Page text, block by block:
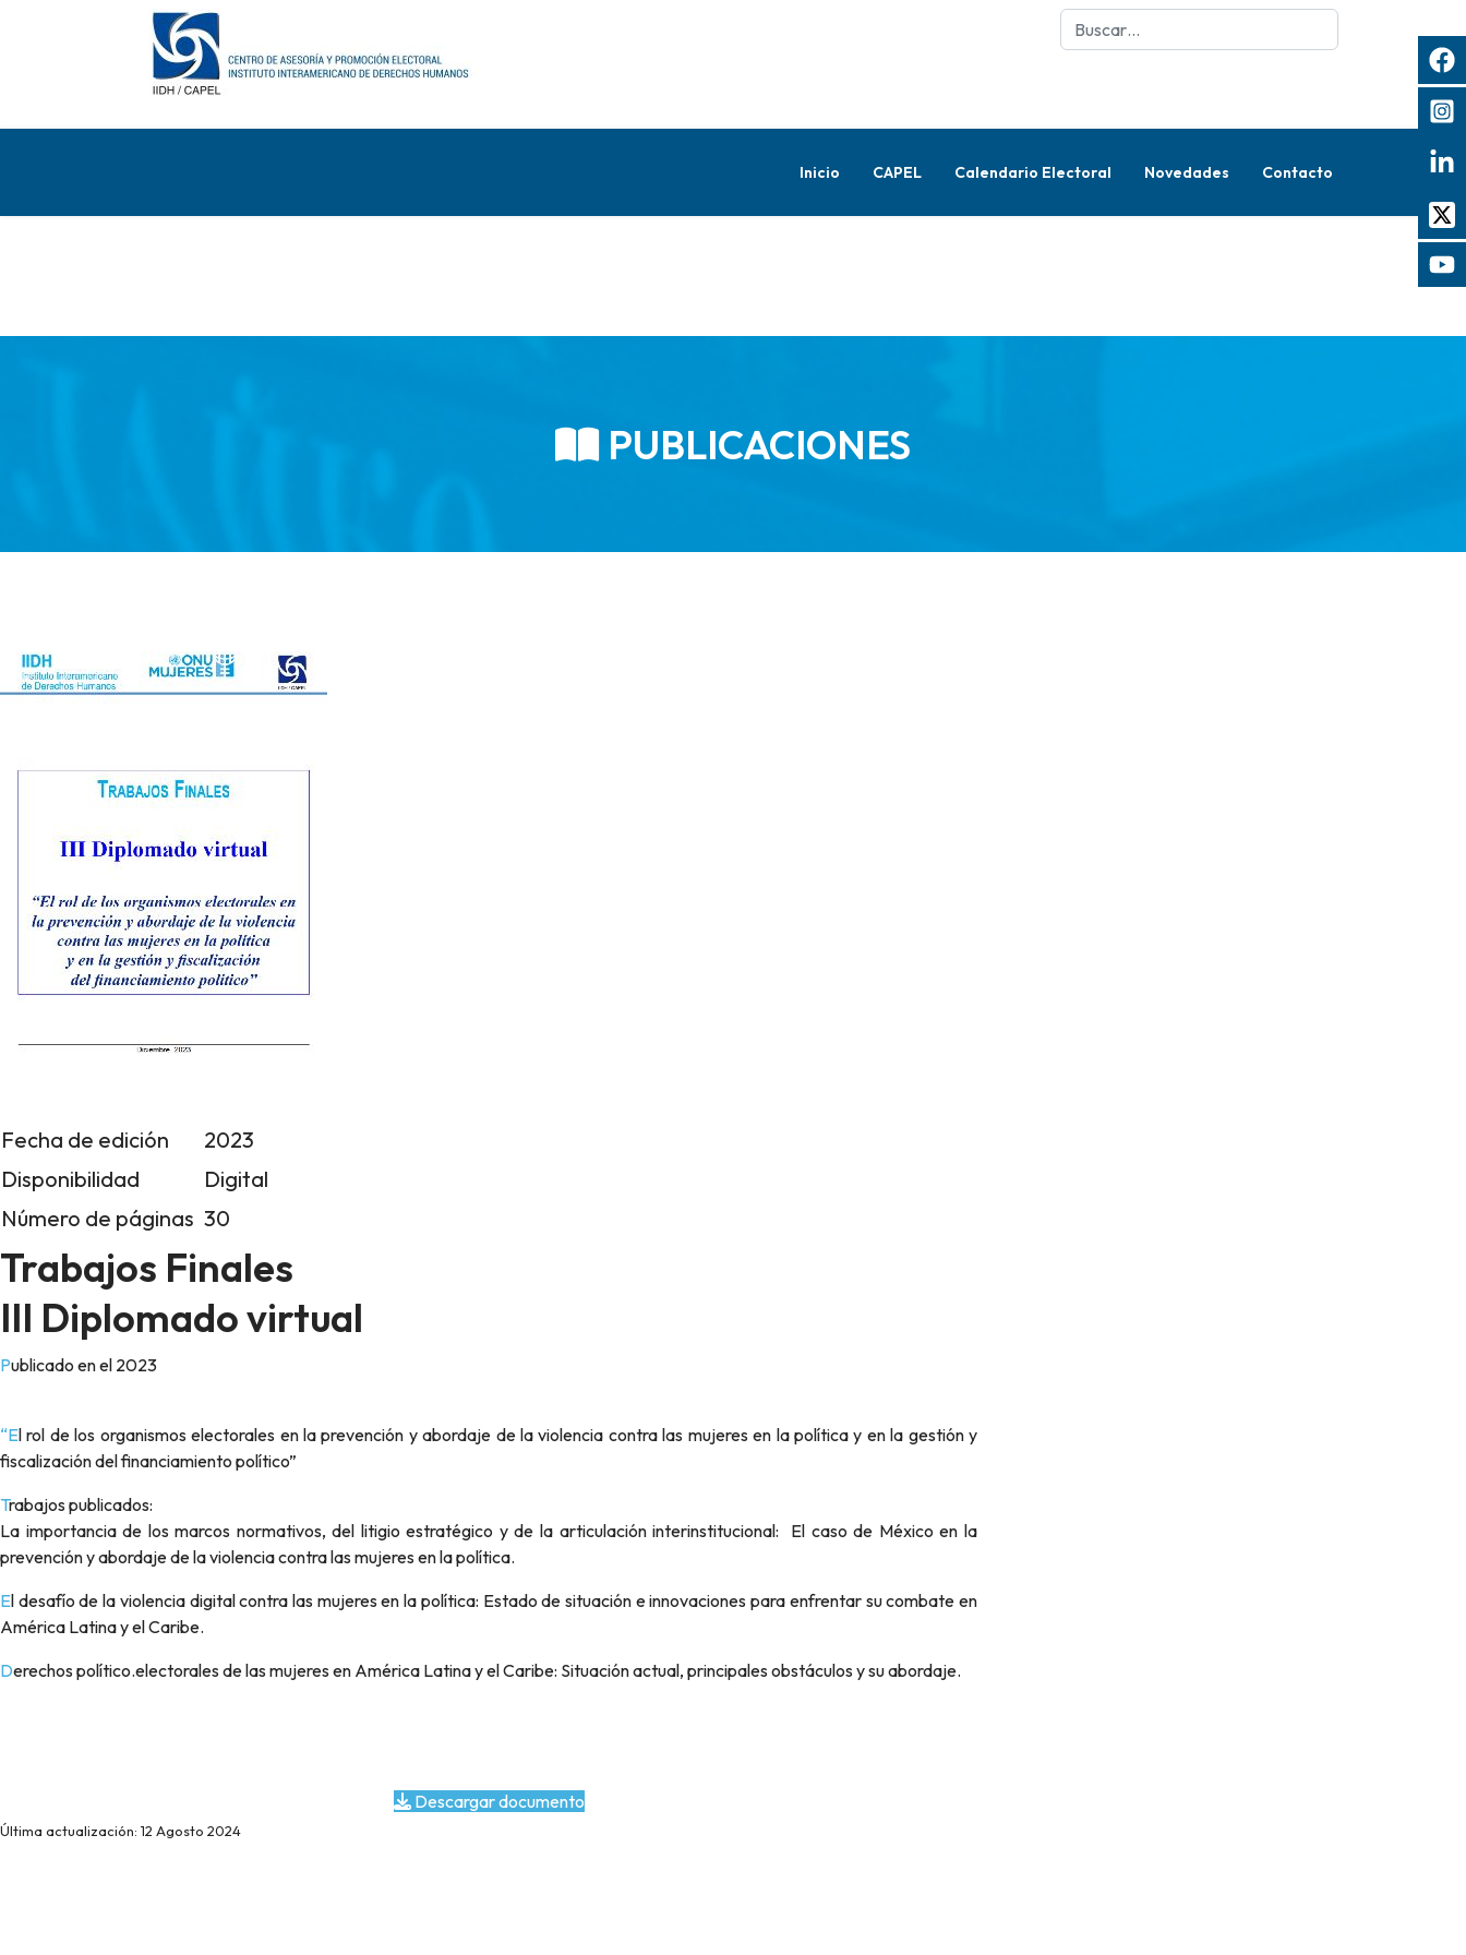
Buscar
Inicio CAPEL Calendario Electoral Novedades Contacto
PUBLICACIONES
Fecha de edición
2023
Disponibilidad
Digital
Número de páginas 30
Trabajos Finales
III Diplomado virtual
Publicado en el 2023
“El rol de los organismos electorales en la prevención y abordaje de la violencia contra las mujeres en la política y en la gestión y
fiscalización del financiamiento político”
Trabajos publicados:
La importancia de los marcos normativos, del litigio estratégico y de la articulación interinstitucional: El caso de México en la
prevención y abordaje de la violencia contra las mujeres en la política.
El desafío de la violencia digital contra las mujeres en la política: Estado de situación e innovaciones para enfrentar su combate en
América Latina y el Caribe.
Derechos político.electorales de las mujeres en América Latina y el Caribe: Situación actual, principales obstáculos y su abordaje.
Descargar documento
Última actualización: 12 Agosto 2024